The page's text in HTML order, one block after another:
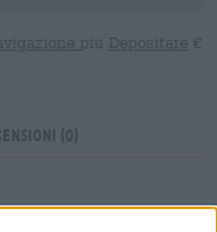
più Depositare €
(0)